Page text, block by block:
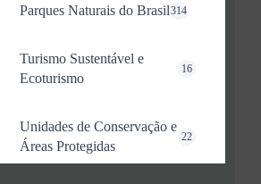
Parques Naturais do Brasil314
Turismo Sustentável e
Ecoturismo
16
Unidades de Conservação e
Áreas Protegidas
22